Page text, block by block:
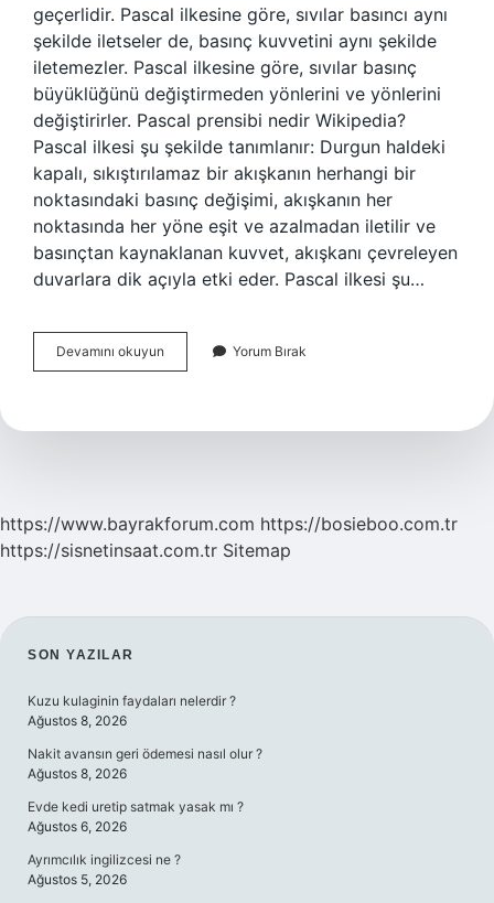
geçerlidir. Pascal ilkesine göre, sıvılar basıncı aynı
şekilde iletseler de, basınç kuvvetini aynı şekilde
iletemezler. Pascal ilkesine göre, sıvılar basınç
büyüklüğünü değiştirmeden yönlerini ve yönlerini
değiştirirler. Pascal prensibi nedir Wikipedia?
Pascal ilkesi şu şekilde tanımlanır: Durgun haldeki
kapalı, sıkıştırılamaz bir akışkanın herhangi bir
noktasındaki basınç değişimi, akışkanın her
noktasında her yöne eşit ve azalmadan iletilir ve
basınçtan kaynaklanan kuvvet, akışkanı çevreleyen
duvarlara dik açıyla etki eder. Pascal ilkesi şu…
Devamını okuyun
Prensibi
Yorum Bırak
https://www.bayrakforum.com https://bosieboo.com.tr
https://sisnetinsaat.com.tr Sitemap
SIDEBAR
SON YAZILAR
Kuzu kulaginin faydaları nelerdir ?
Ağustos 8, 2026
Nakit avansın geri ödemesi nasıl olur ?
Ağustos 8, 2026
Evde kedi uretip satmak yasak mı ?
Ağustos 6, 2026
Ayrımcılık ingilizcesi ne ?
Ağustos 5, 2026